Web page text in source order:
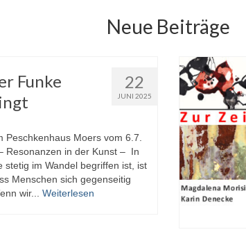
Neue Beiträge
22
JUNI 2025
Funke
Peschkenhaus Moers vom 6.7.
Resonanzen in der Kunst – In
stetig im Wandel begriffen ist, ist
Menschen sich gegenseitig
wir... Weiterlesen